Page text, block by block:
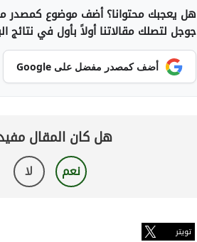
هل يعجبك محتوانا؟ أضف موضوع كمصدر
جوجل لتصلك مقالاتنا أولاً بأول في نتائج
أضف كمصدر مفضل على Google
هل كان المقال
نعم لا
تويتر